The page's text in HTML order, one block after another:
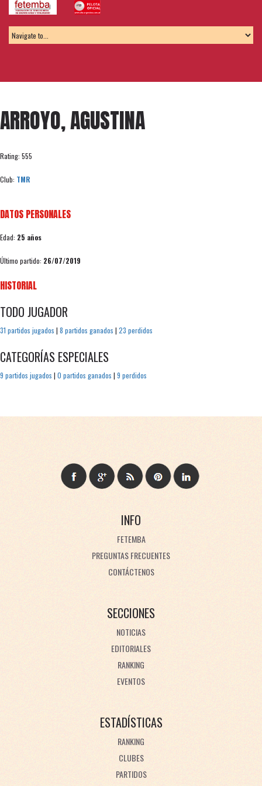
ARROYO, AGUSTINA
Rating: 555
Club: TMR
DATOS PERSONALES
Edad: 25 años
Último partido: 26/07/2019
HISTORIAL
TODO JUGADOR
31 partidos jugados | 8 partidos ganados | 23 perdidos
CATEGORÍAS ESPECIALES
9 partidos jugados | 0 partidos ganados | 9 perdidos
INFO
FETEMBA
PREGUNTAS FRECUENTES
CONTÁCTENOS
SECCIONES
NOTICIAS
EDITORIALES
RANKING
EVENTOS
ESTADÍSTICAS
RANKING
CLUBES
PARTIDOS